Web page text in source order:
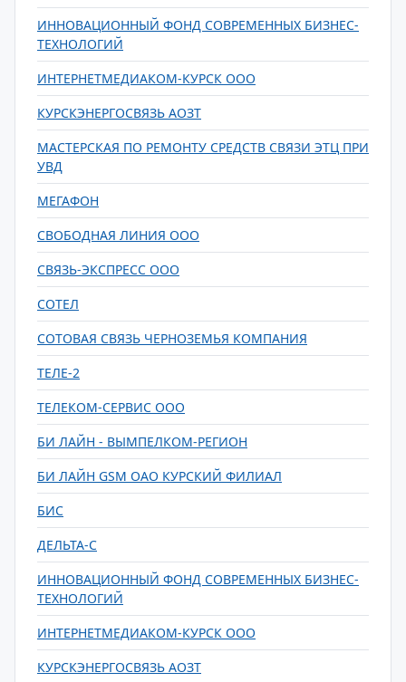
ИННОВАЦИОННЫЙ ФОНД СОВРЕМЕННЫХ БИЗНЕС-
ТЕХНОЛОГИЙ
ИНТЕРНЕТМЕДИАКОМ-КУРСК ООО
КУРСКЭНЕРГОСВЯЗЬ АОЗТ
МАСТЕРСКАЯ ПО РЕМОНТУ СРЕДСТВ СВЯЗИ ЭТЦ ПРИ
УВД
МЕГАФОН
СВОБОДНАЯ ЛИНИЯ ООО
СВЯЗЬ-ЭКСПРЕСС ООО
СОТЕЛ
СОТОВАЯ СВЯЗЬ ЧЕРНОЗЕМЬЯ КОМПАНИЯ
ТЕЛЕ-2
ТЕЛЕКОМ-СЕРВИС ООО
БИ ЛАЙН - ВЫМПЕЛКОМ-РЕГИОН
БИ ЛАЙН GSM ОАО КУРСКИЙ ФИЛИАЛ
БИС
ДЕЛЬТА-С
ИННОВАЦИОННЫЙ ФОНД СОВРЕМЕННЫХ БИЗНЕС-
ТЕХНОЛОГИЙ
ИНТЕРНЕТМЕДИАКОМ-КУРСК ООО
КУРСКЭНЕРГОСВЯЗЬ АОЗТ